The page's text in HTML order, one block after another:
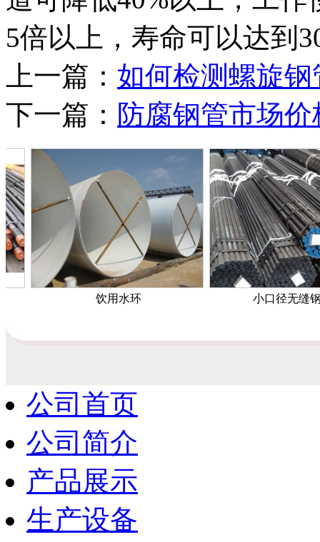
5倍以上，寿命可以达到
上一篇： 如何检测螺旋
下一篇： 防腐钢管市场
小口径无缝钢管
公司首页
公司简介
产品展示
生产设备